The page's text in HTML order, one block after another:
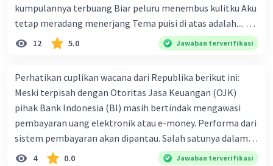
kumpulannya terbuang Biar peluru menembus kulitku Aku
tetap meradang menerjang Tema puisi di atas adalah.... A.
ketekunan dan kemauan seseorang dalam
memperjuangan hak dirinya B. kemauan untuk hidup
mendapatkan cinta sejati D. seseorang yang tidak mau
diganggu oleh siapapun E. kepasrahan kepada keadaan
yang sedang terjadi
12 5.0 Jawaban terverifikasi
Perhatikan cuplikan wacana dari Republika berikut ini:
Meski terpisah dengan Otoritas Jasa Keuangan (OJK)
pihak Bank Indonesia (BI) masih bertindak mengawasi
pembayaran uang elektronik atau e-money. Performa dari
sistem pembayaran akan dipantau. Salah satunya dalam
proses isi ulang atau top up. Dari wacana tersebut tampak
4 0.0 Jawaban terverifikasi